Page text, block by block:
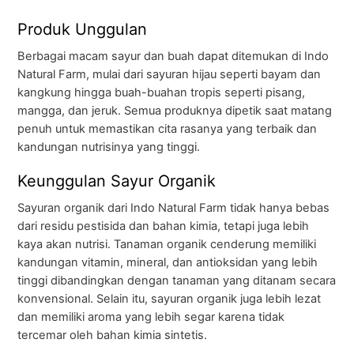
Produk Unggulan
Berbagai macam sayur dan buah dapat ditemukan di Indo
Natural Farm, mulai dari sayuran hijau seperti bayam dan
kangkung hingga buah-buahan tropis seperti pisang,
mangga, dan jeruk. Semua produknya dipetik saat matang
penuh untuk memastikan cita rasanya yang terbaik dan
kandungan nutrisinya yang tinggi.
Keunggulan Sayur Organik
Sayuran organik dari Indo Natural Farm tidak hanya bebas
dari residu pestisida dan bahan kimia, tetapi juga lebih
kaya akan nutrisi. Tanaman organik cenderung memiliki
kandungan vitamin, mineral, dan antioksidan yang lebih
tinggi dibandingkan dengan tanaman yang ditanam secara
konvensional. Selain itu, sayuran organik juga lebih lezat
dan memiliki aroma yang lebih segar karena tidak
tercemar oleh bahan kimia sintetis.